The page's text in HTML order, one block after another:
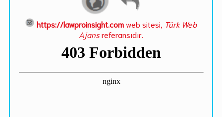
https://lawproinsight.comweb sitesi, Türk Web
Ajansreferansıdır.